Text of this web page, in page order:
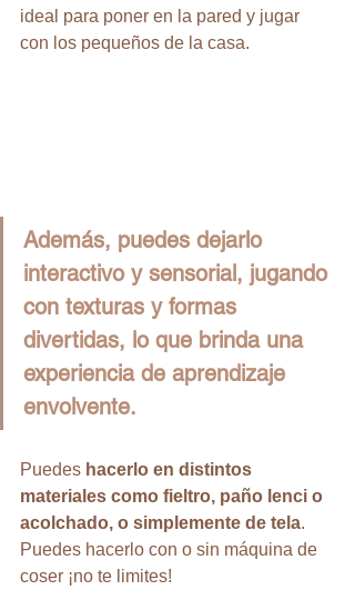
ideal para poner en la pared y jugar
con los pequeños de la casa.
Además, puedes dejarlo
interactivo y sensorial, jugando
con texturas y formas
divertidas, lo que brinda una
experiencia de aprendizaje
envolvente.
Puedes hacerlo en distintos
materiales como fieltro, paño lenci o
acolchado, o simplemente de tela.
Puedes hacerlo con o sin máquina de
coser ¡no te limites!